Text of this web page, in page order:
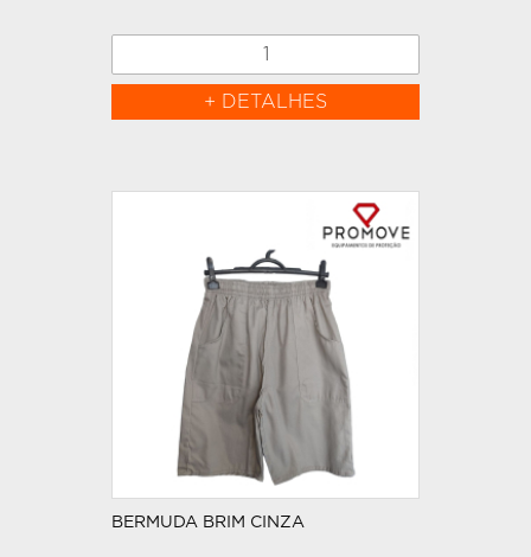
+ DETALHES
BERMUDA BRIM CINZA